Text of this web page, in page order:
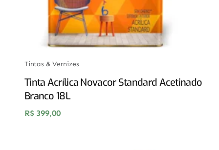
Tintas & Vernizes
Tinta Acrílica Novacor Standard Acetinado
Branco 18L
R$ 399,00